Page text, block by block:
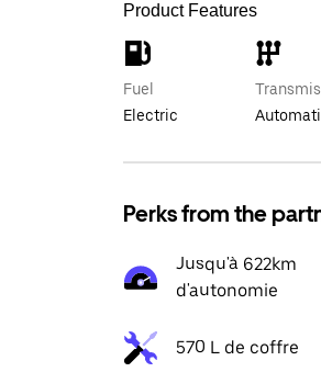
Product Features
Fuel
Electric
Perks from the
Jusqu'à 622km
d'autonomie
570 L de coffre